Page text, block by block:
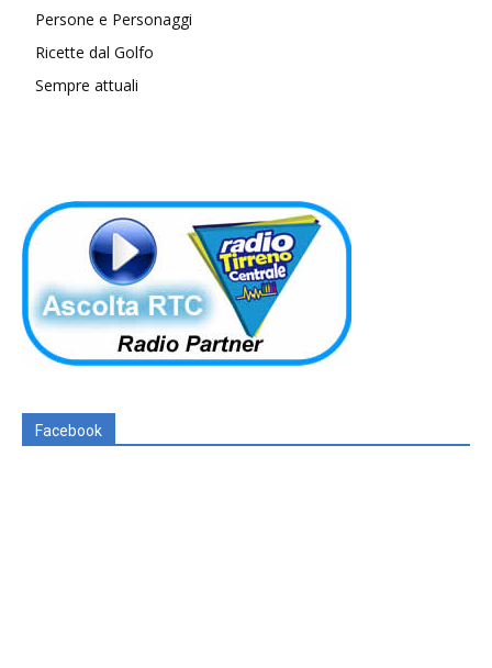
Persone e Personaggi
Ricette dal Golfo
Sempre attuali
Facebook